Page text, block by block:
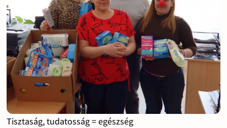
Tisztaság, tudatosság = egészség